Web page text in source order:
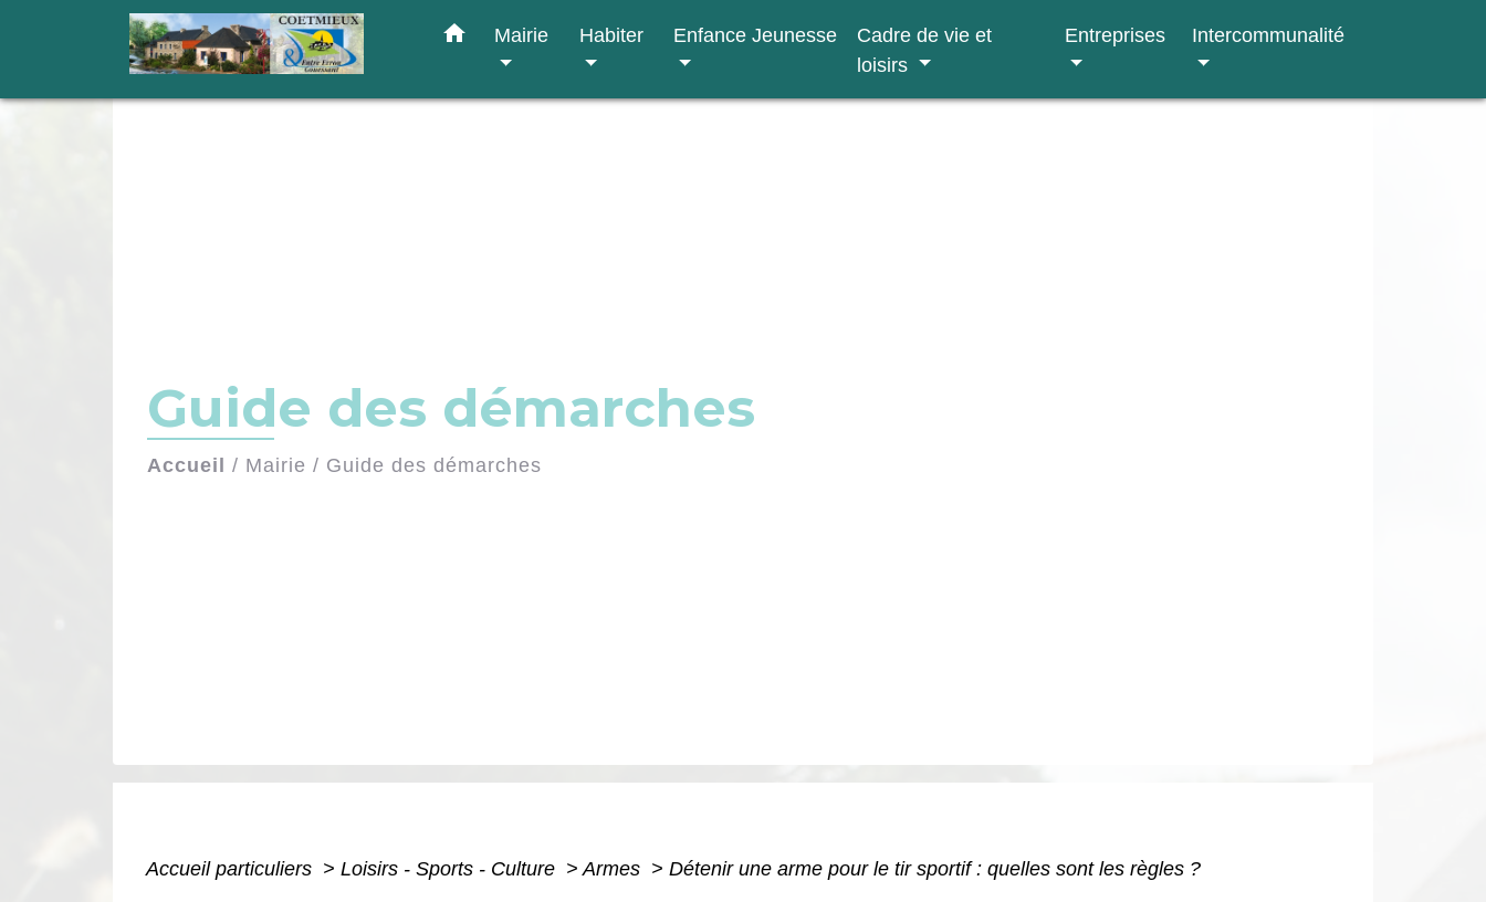
home Mairie Habiter Enfance Jeunesse
Cadre de vie et
loisirs
Entreprises Intercommunalité
Guide des démarches
Accueil / Mairie / Guide des démarches
Accueil particuliers > Loisirs - Sports - Culture > Armes > Détenir une arme pour le tir sportif : quelles sont les règles ?